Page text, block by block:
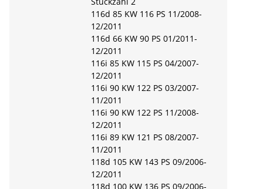
116d 85 KW 116 PS 11/2008-
12/2011
116d 66 KW 90 PS 01/2011-
12/2011
116i 85 KW 115 PS 04/2007-
12/2011
116i 90 KW 122 PS 03/2007-
11/2011
116i 90 KW 122 PS 11/2008-
12/2011
116i 89 KW 121 PS 08/2007-
11/2011
118d 105 KW 143 PS 09/2006-
12/2011
118d 100 KW 136 PS 09/2006-